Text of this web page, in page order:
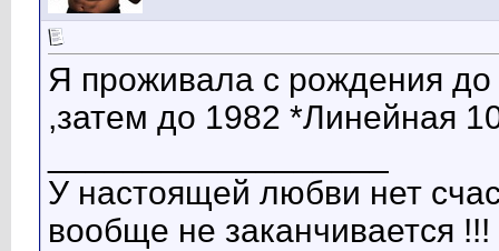
Я проживала с рождения
,затем до 1982 *Линейная
У настоящей любви нет
вообще не заканчивается !!!